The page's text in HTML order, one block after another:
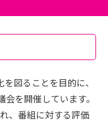
図ることを目的に、
を開催しています。
、番組に対する評価